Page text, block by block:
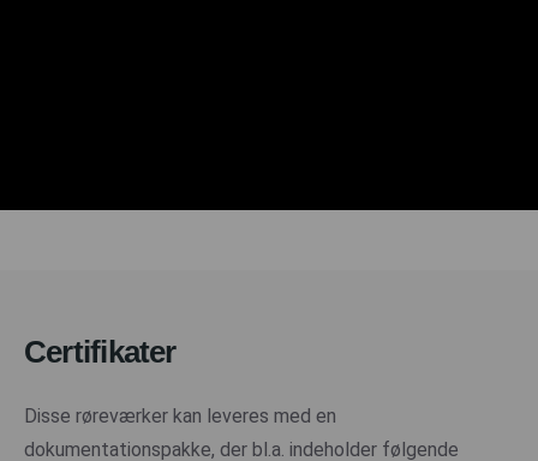
Certifikater
Disse røreværker kan leveres med en
dokumentationspakke, der bl.a. indeholder følgende